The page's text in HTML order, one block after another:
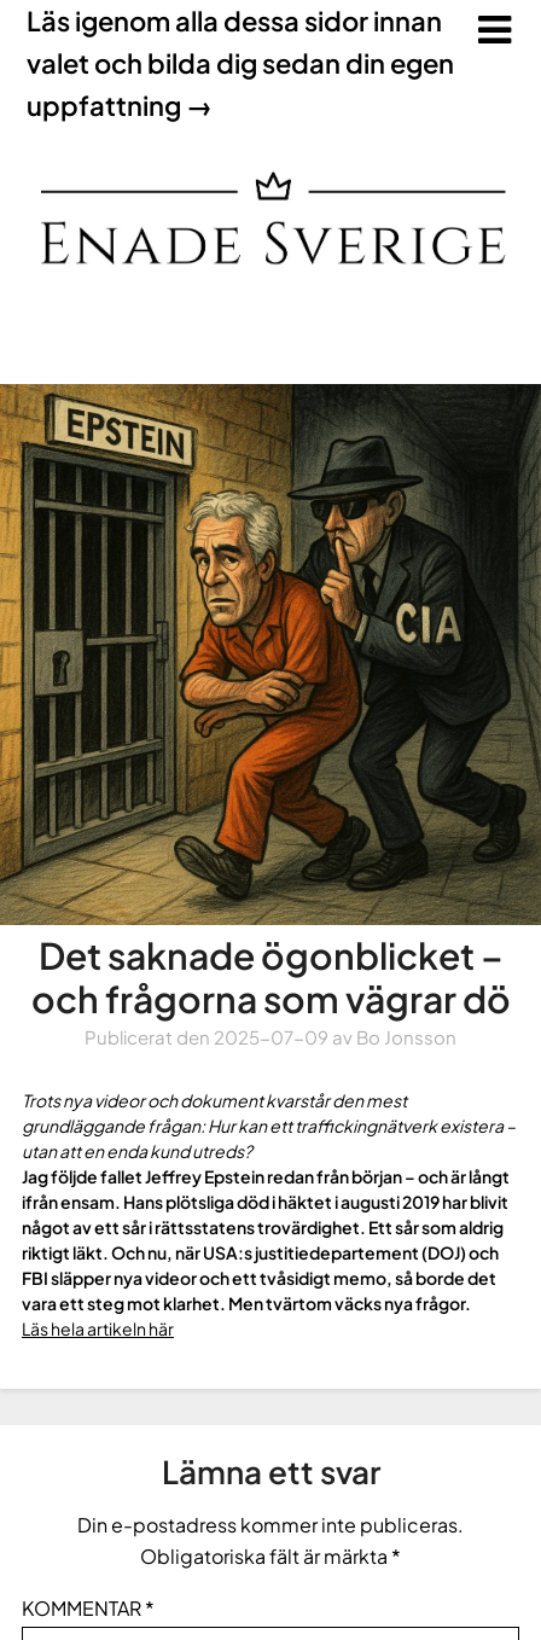
Läs igenom alla dessa sidor innan
valet och bilda dig sedan din egen
uppfattning →
Det saknade ögonblicket –
och frågorna som vägrar dö
Publicerat den 2025-07-09 av Bo Jonsson
Trots nya videor och dokument kvarstår den mest
grundläggande frågan: Hur kan ett traffickingnätverk existera –
utan att en enda kund utreds?
Jag följde fallet Jeffrey Epstein redan från början – och är långt
ifrån ensam. Hans plötsliga död i häktet i augusti 2019 har blivit
något av ett sår i rättsstatens trovärdighet. Ett sår som aldrig
riktigt läkt. Och nu, när USA:s justitiedepartement (DOJ) och
FBI släpper nya videor och ett tvåsidigt memo, så borde det
vara ett steg mot klarhet. Men tvärtom väcks nya frågor.
Läs hela artikeln här
Lämna ett svar
Din e-postadress kommer inte publiceras.
Obligatoriska fält är märkta *
KOMMENTAR*